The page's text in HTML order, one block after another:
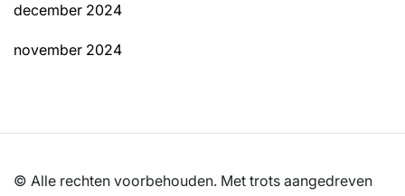
december 2024
november 2024
© Alle rechten voorbehouden. Met trots aangedreven